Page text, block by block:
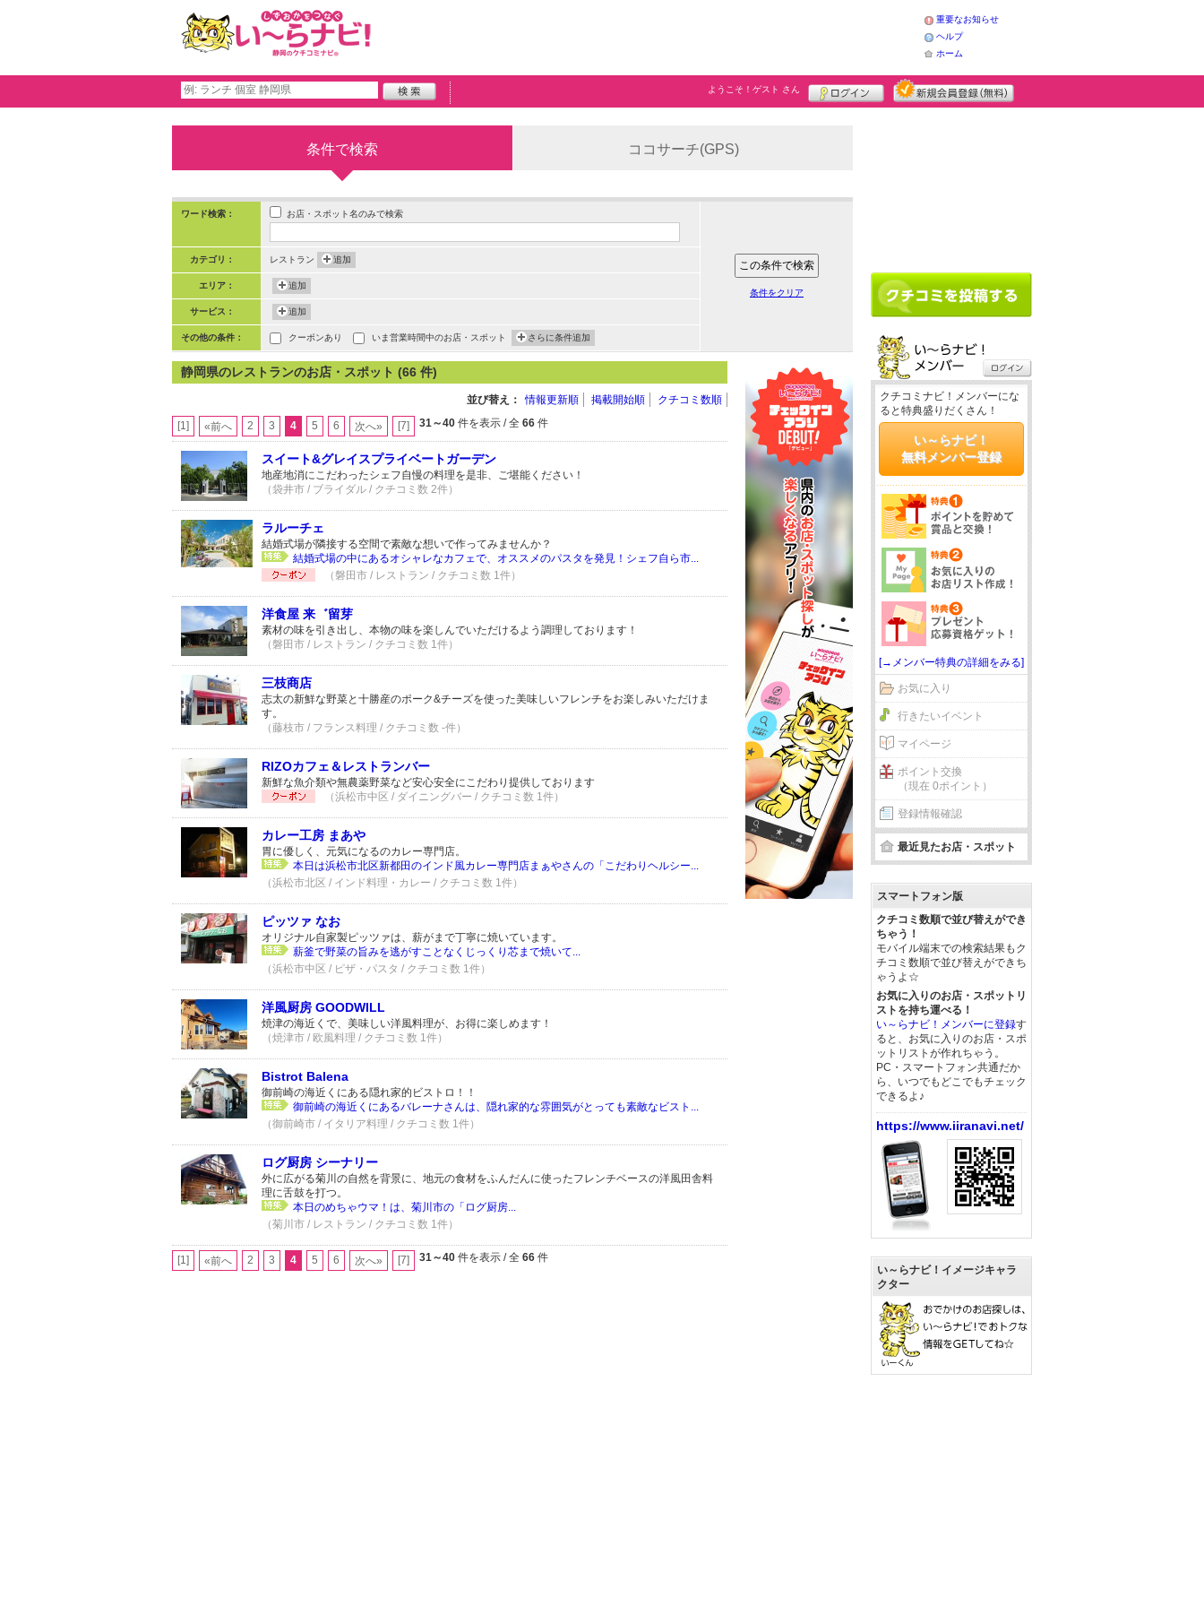
重要なお知らせ
ヘルプ
ホーム
ようこそ！ ゲスト さん
条件で検索 ココサーチ(GPS)
ワード検索： お店・スポット名のみで検索
カテゴリ： レストラン 追加
エリア： 追加
サービス： 追加
その他の条件： クーポンあり いま営業時間中のお店・スポット さらに条件追加
条件をクリア
静岡県のレストランのお店・スポット (66 件)
並び替え： 情報更新順 掲載開始順 クチコミ数順
[1] «前へ 2 3 4 5 6 次へ» [7] 31～40 件を表示 / 全 66 件
スイート&グレイスプライベートガーデン
地産地消にこだわったシェフ自慢の料理を是非、ご堪能ください！
（袋井市 / ブライダル / クチコミ数 2件）
ラルーチェ
結婚式場が隣接する空間で素敵な想いで作ってみませんか？
結婚式場の中にあるオシャレなカフェで、オススメのパスタを発見！シェフ自ら市...
（磐田市 / レストラン / クチコミ数 1件）
洋食屋 来゛留芽
素材の味を引き出し、本物の味を楽しんでいただけるよう調理しております！
（磐田市 / レストラン / クチコミ数 1件）
三枝商店
志太の新鮮な野菜と十勝産のポーク&チーズを使った美味しいフレンチをお楽しみいただけま
す。
（藤枝市 / フランス料理 / クチコミ数 -件）
RIZOカフェ＆レストランバー
新鮮な魚介類や無農薬野菜など安心安全にこだわり提供しております
（浜松市中区 / ダイニングバー / クチコミ数 1件）
カレー工房 まあや
胃に優しく、元気になるのカレー専門店。
本日は浜松市北区新都田のインド風カレー専門店まぁやさんの「こだわりヘルシー...
（浜松市北区 / インド料理・カレー / クチコミ数 1件）
ピッツァ なお
オリジナル自家製ピッツァは、薪がまで丁寧に焼いています。
薪釜で野菜の旨みを逃がすことなくじっくり芯まで焼いて...
（浜松市中区 / ピザ・パスタ / クチコミ数 1件）
洋風厨房 GOODWILL
焼津の海近くで、美味しい洋風料理が、お得に楽しめます！
（焼津市 / 欧風料理 / クチコミ数 1件）
Bistrot Balena
御前崎の海近くにある隠れ家的ビストロ！！
御前崎の海近くにあるバレーナさんは、隠れ家的な雰囲気がとっても素敵なビスト...
（御前崎市 / イタリア料理 / クチコミ数 1件）
ログ厨房 シーナリー
外に広がる菊川の自然を背景に、地元の食材をふんだんに使ったフレンチベースの洋風田舎料
理に舌鼓を打つ。
本日のめちゃウマ！は、菊川市の「ログ厨房...
（菊川市 / レストラン / クチコミ数 1件）
[1] «前へ 2 3 4 5 6 次へ» [7] 31～40 件を表示 / 全 66 件
クチコミナビ！メンバーにな
ると特典盛りだくさん！
い～らナビ！
無料メンバー登録
[→メンバー特典の詳細をみる]
お気に入り
行きたいイベント
マイページ
ポイント交換
（現在 0ポイント）
登録情報確認
最近見たお店・スポット
スマートフォン版
クチコミ数順で並び替えができ
ちゃう！
モバイル端末での検索結果もク
チコミ数順で並び替えができち
ゃうよ☆
お気に入りのお店・スポットリ
ストを持ち運べる！
い～らナビ！メンバーに登録す
ると、お気に入りのお店・スポ
ットリストが作れちゃう。
PC・スマートフォン共通だか
ら、いつでもどこでもチェック
できるよ♪
https://www.iiranavi.net/
い～らナビ！イメージキャラ
クター